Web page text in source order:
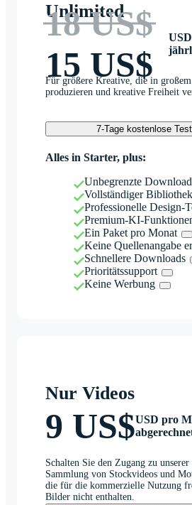
Unlimited
18 US$
15 US$
Für größere Kreative, die in
produzieren und kreative Freiheit
7-Tage kostenlose
Alles in Starter, plus:
Unbegrenzte
Vollständiger
Professionelle Design-
Premium-KI-
Ein Paket pro Monat
Keine Quellenangabe
Schnellere Downloads
Prioritätssupport
Keine Werbung
Nur Videos
9 US$USD pro
Schalten Sie den Zugang zu unserer
Sammlung von Stockvideos und
die für die kommerzielle Nutzung
Bilder nicht enthalten.